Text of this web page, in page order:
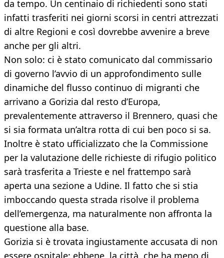
da tempo. Un centinaio di richiedenti sono stati
infatti trasferiti nei giorni scorsi in centri attrezzati
di altre Regioni e così dovrebbe avvenire a breve
anche per gli altri.
Non solo: ci è stato comunicato dal commissario
di governo l’avvio di un approfondimento sulle
dinamiche del flusso continuo di migranti che
arrivano a Gorizia dal resto d’Europa,
prevalentemente attraverso il Brennero, quasi che
si sia formata un’altra rotta di cui ben poco si sa.
Inoltre è stato ufficializzato che la Commissione
per la valutazione delle richieste di rifugio politico
sarà trasferita a Trieste e nel frattempo sarà
aperta una sezione a Udine. Il fatto che si stia
imboccando questa strada risolve il problema
dell’emergenza, ma naturalmente non affronta la
questione alla base.
Gorizia si è trovata ingiustamente accusata di non
essere ospitale: ebbene, la città, che ha meno di